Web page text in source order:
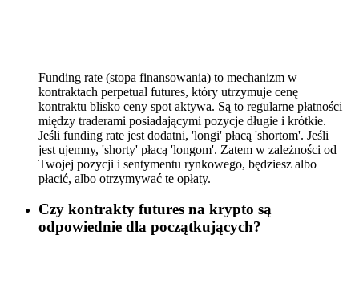
Funding rate (stopa finansowania) to mechanizm w
kontraktach perpetual futures, który utrzymuje cenę
kontraktu blisko ceny spot aktywa. Są to regularne płatności
między traderami posiadającymi pozycje długie i krótkie.
Jeśli funding rate jest dodatni, 'longi' płacą 'shortom'. Jeśli
jest ujemny, 'shorty' płacą 'longom'. Zatem w zależności od
Twojej pozycji i sentymentu rynkowego, będziesz albo
płacić, albo otrzymywać te opłaty.
Czy kontrakty futures na krypto są
odpowiednie dla początkujących?